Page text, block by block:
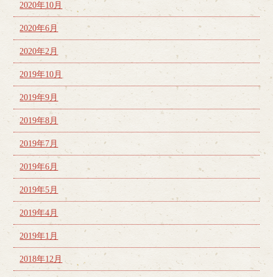
2020年10月
2020年6月
2020年2月
2019年10月
2019年9月
2019年8月
2019年7月
2019年6月
2019年5月
2019年4月
2019年1月
2018年12月